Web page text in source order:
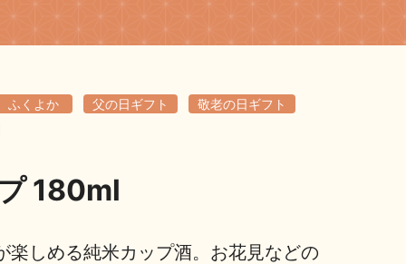
ふくよか 父の日ギフト
敬老の日ギフト
180ml
しめる純米カップ酒。お花見などの